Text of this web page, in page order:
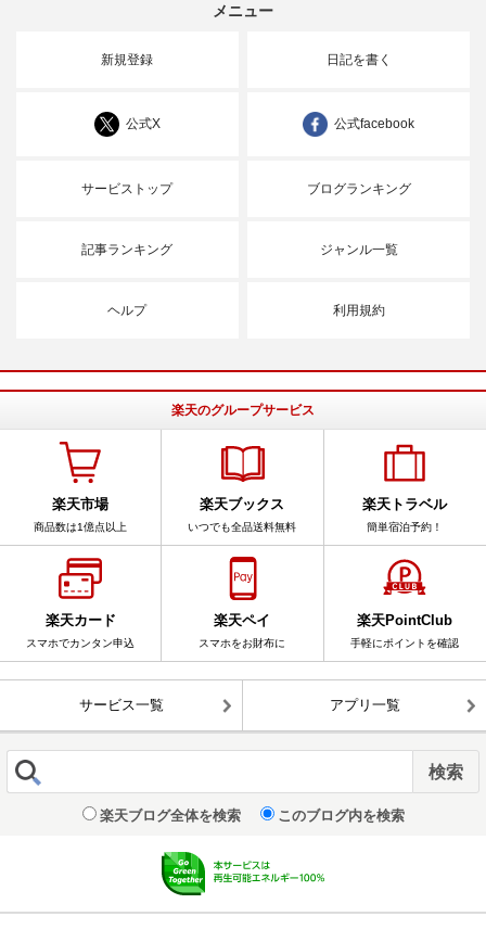
メニュー
新規登録 日記を書く
公式X 公式facebook
サービストップ ブログランキング
記事ランキング ジャンル一覧
ヘルプ 利用規約
楽天のグループサービス
楽天市場
商品数は1億点以上
楽天ブックス
いつでも全品送料無料
楽天トラベル
簡単宿泊予約！
楽天カード
スマホでカンタン申込
楽天ペイ
スマホをお財布に
楽天PointClub
手軽にポイントを確認
サービス一覧 アプリ一覧
楽天ブログ全体を検索 このブログ内を検索